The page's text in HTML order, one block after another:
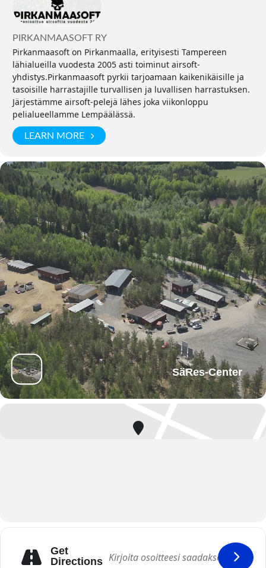
PIRKANMAASOFT RY
Pirkanmaasoft on Pirkanmaalla, erityisesti Tampereen
lähialueilla vuodesta 2005 asti toiminut airsoft-
yhdistys.Pirkanmaasoft pyrkii tarjoamaan kaikenikäisille ja
tasoisille harrastajille turvallisen ja luvallisen harrastuksen.
Järjestämme airsoft-pelejä lähes joka viikonloppu
pelialueellamme Lempäälässä.
LEARN MORE
SäRes-Center
Get
Directions